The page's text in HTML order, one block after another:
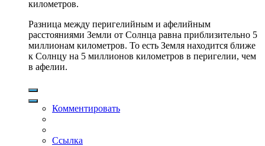
километров.
Разница между перигелийным и афелийным
расстояниями Земли от Солнца равна приблизительно 5
миллионам километров. То есть Земля находится ближе
к Солнцу на 5 миллионов километров в перигелии, чем
в афелии.
Комментировать
Ссылка